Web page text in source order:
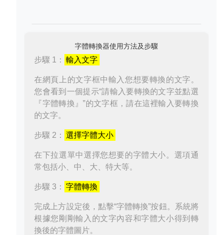
字體轉換器使用方法及步驟
步驟 1： 輸入文字
在網頁上的文字框中輸入您想要轉換的文字。
您會看到一個提示“請輸入要轉換的文字並點選
『字體轉換』”的文字框，請在這裡輸入要轉換
的文字。
步驟 2： 選擇字體大小
在下拉選單中選擇您想要的字體大小。選項通
常包括小、中、大、特大等。
步驟 3： 字體轉換
完成上方設定後，點擊“字體轉換”按鈕。系統將
根據您剛剛輸入的文字內容和字體大小得到轉
換後的字體圖片。